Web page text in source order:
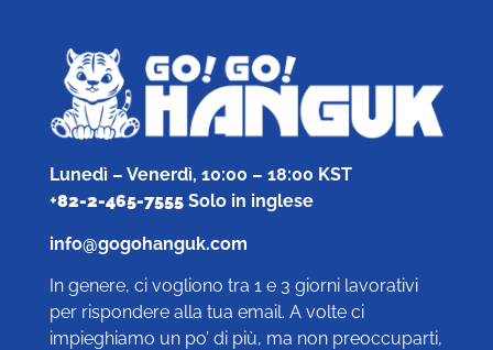
Lunedì – Venerdì, 10:00 – 18:00 KST
+82-2-465-7555 Solo in inglese
info@gogohanguk.com
In genere, ci vogliono tra 1 e 3 giorni lavorativi
per rispondere alla tua email. A volte ci
impieghiamo un po’ di più, ma non preoccuparti,